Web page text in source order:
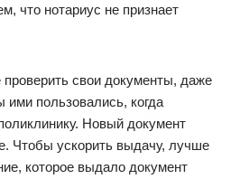
что нотариус не признает
свои документы, даже
ими пользовались, когда
Новый документ
Чтобы ускорить выдачу, лучше
которое выдало документ